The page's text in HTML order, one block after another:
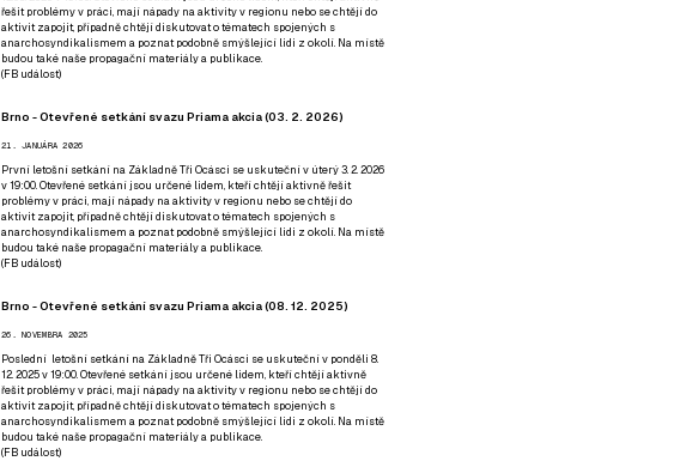
řešit problémy v práci, mají nápady na aktivity v regionu nebo se chtějí do
aktivit zapojit, případně chtějí diskutovat o tématech spojených s
anarchosyndikalismem a poznat podobně smýšlející lidi z okolí. Na místě
budou také naše propagační materiály a publikace.
(FB událost)
Brno - Otevřené setkání svazu Priama akcia (03. 2. 2026)
21. JANUÁRA 2026
První letošní setkání na Základně Tři Ocásci se uskuteční v úterý 3. 2. 2026
v 19:00. Otevřené setkání jsou určené lidem, kteří chtějí aktivně řešit
problémy v práci, mají nápady na aktivity v regionu nebo se chtějí do
aktivit zapojit, případně chtějí diskutovat o tématech spojených s
anarchosyndikalismem a poznat podobně smýšlející lidi z okolí. Na místě
budou také naše propagační materiály a publikace.
(FB událost)
Brno - Otevřené setkání svazu Priama akcia (08. 12. 2025)
26. NOVEMBRA 2025
Poslední letošní setkání na Základně Tři Ocásci se uskuteční v ponděli 8.
12. 2025 v 19:00. Otevřené setkání jsou určené lidem, kteří chtějí aktivně
řešit problémy v práci, mají nápady na aktivity v regionu nebo se chtějí do
aktivit zapojit, případně chtějí diskutovat o tématech spojených s
anarchosyndikalismem a poznat podobně smýšlející lidi z okolí. Na místě
budou také naše propagační materiály a publikace.
(FB událost)